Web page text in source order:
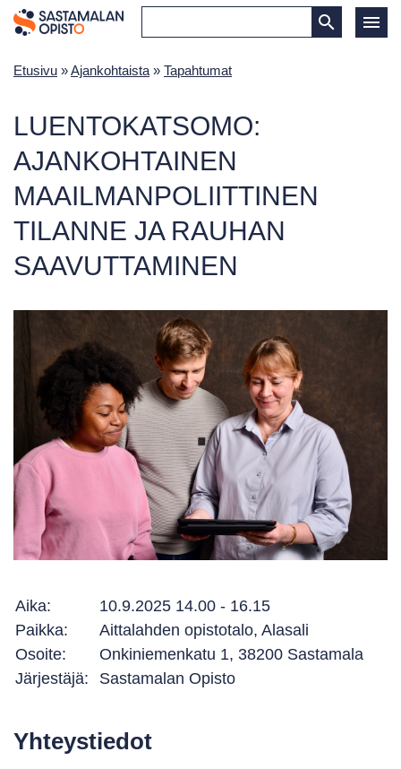
Etusivu »Ajankohtaista » Tapahtumat
LUENTOKATSOMO:
AJANKOHTAINEN
MAAILMANPOLIITTINEN
TILANNE JA RAUHAN
SAAVUTTAMINEN
Aika:
10.9.2025 14.00 - 16.15
Paikka:
Aittalahden opistotalo, Alasali
Osoite:
Onkiniemenkatu 1, 38200 Sastamala
Järjestäjä:
Sastamalan Opisto
Yhteystiedot